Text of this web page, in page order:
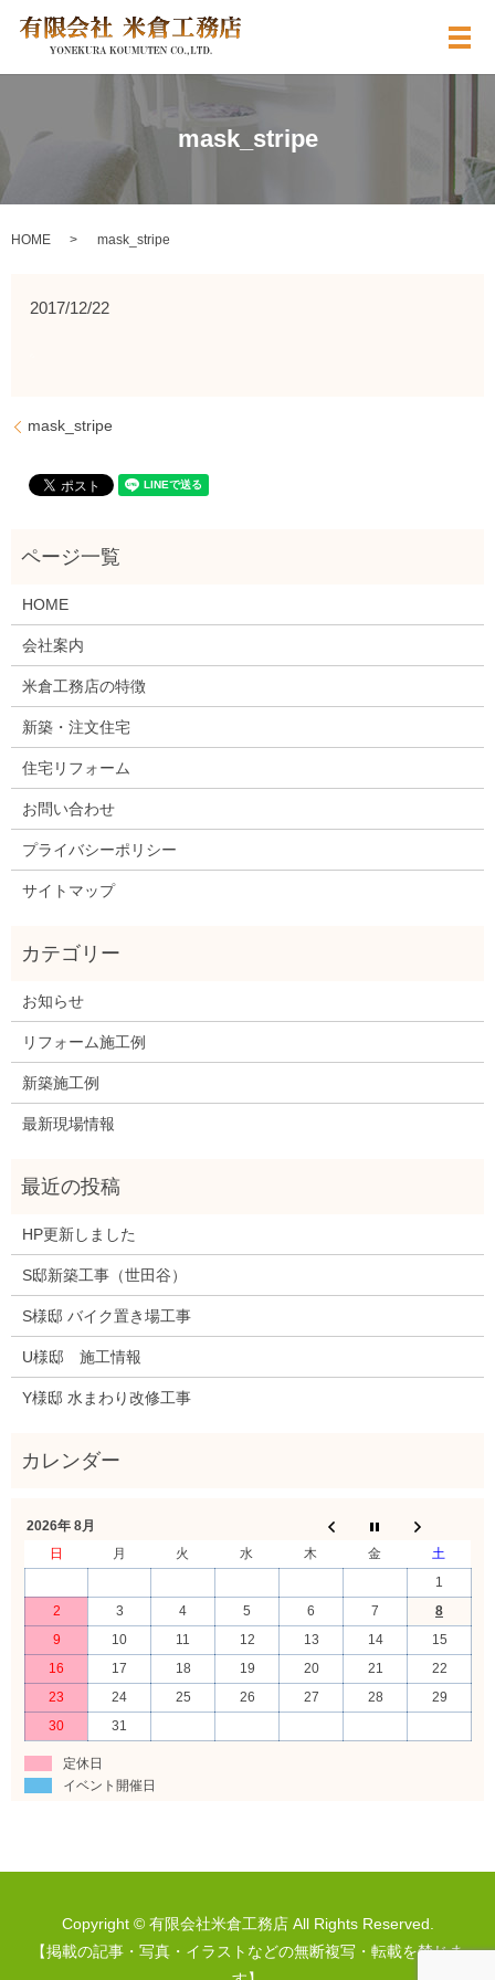
メ
mask_stripe
HOME mask_stripe
2017/12/22
mask_stripe
HOME
会社案内
米倉工務店の特徴
新築・注文住宅
住宅リフォーム
お問い合わせ
プライバシーポリシー
サイトマップ
お知らせ
リフォーム施工例
新築施工例
最新現場情報
HP更新しました
S邸新築工事（世田谷）
S様邸 バイク置き場工事
U様邸 施工情報
Y様邸 水まわり改修工事
2026年 8月
日
月 火 水 木 金
土
1
2
3 4 5 6 7
8
9
10 11 12 13 14
15
16
17 18 19 20 21
22
23
24 25 26 27 28
29
30
31
定休日
イベント開催日
Copyright © 有限会社米倉工務店 All Rights Reserved.
【掲載の記事・写真・イラストなどの無断複写・転載を禁じま